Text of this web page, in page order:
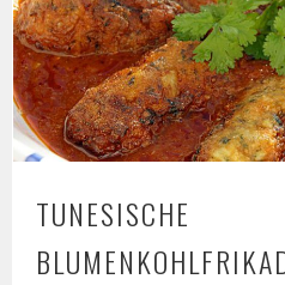
TUNESISCHE